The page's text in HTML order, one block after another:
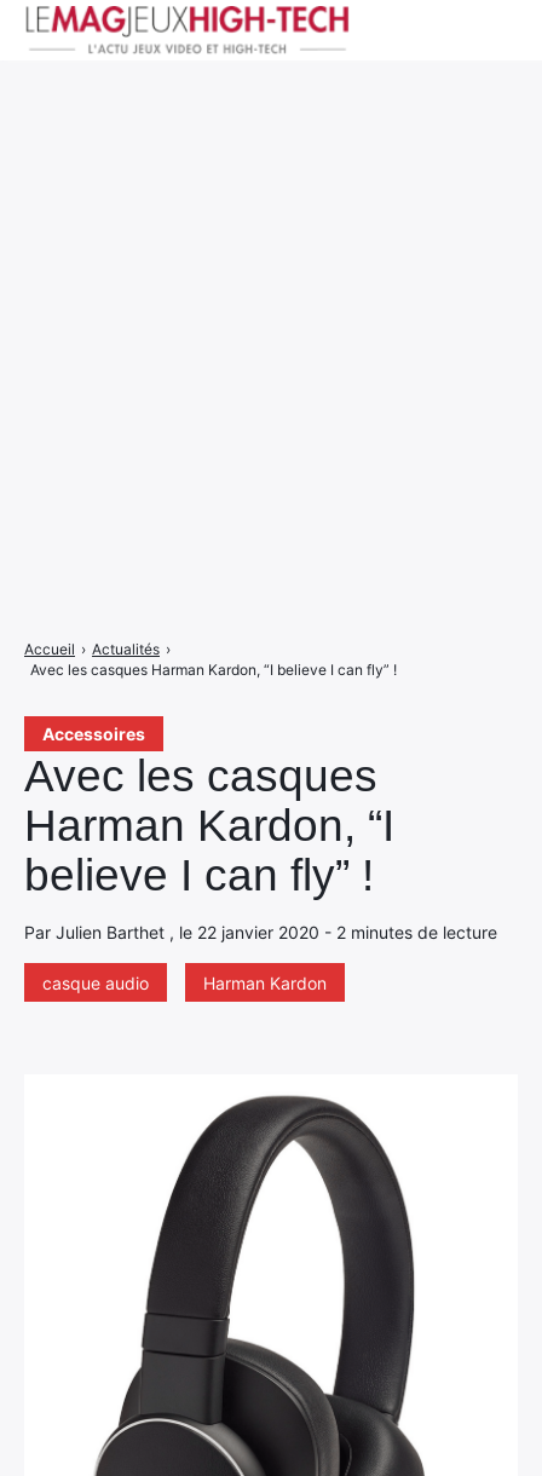
Accessoires
Avec les casques
Harman Kardon, “I
believe I can fly” !
Par Julien Barthet , le 22 janvier 2020 - 2 minutes de lecture
casque audio Harman Kardon
Accueil › Actualités ›
Avec les casques Harman Kardon, “I believe I can fly” !